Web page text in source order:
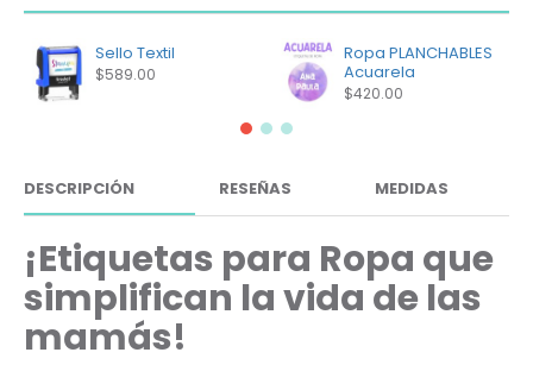
Sello Textil
$589.00
Ropa PLANCHABLES
Acuarela
$420.00
DESCRIPCIÓN RESEÑAS MEDIDAS
¡Etiquetas para Ropa que
simplifican la vida de las
mamás!